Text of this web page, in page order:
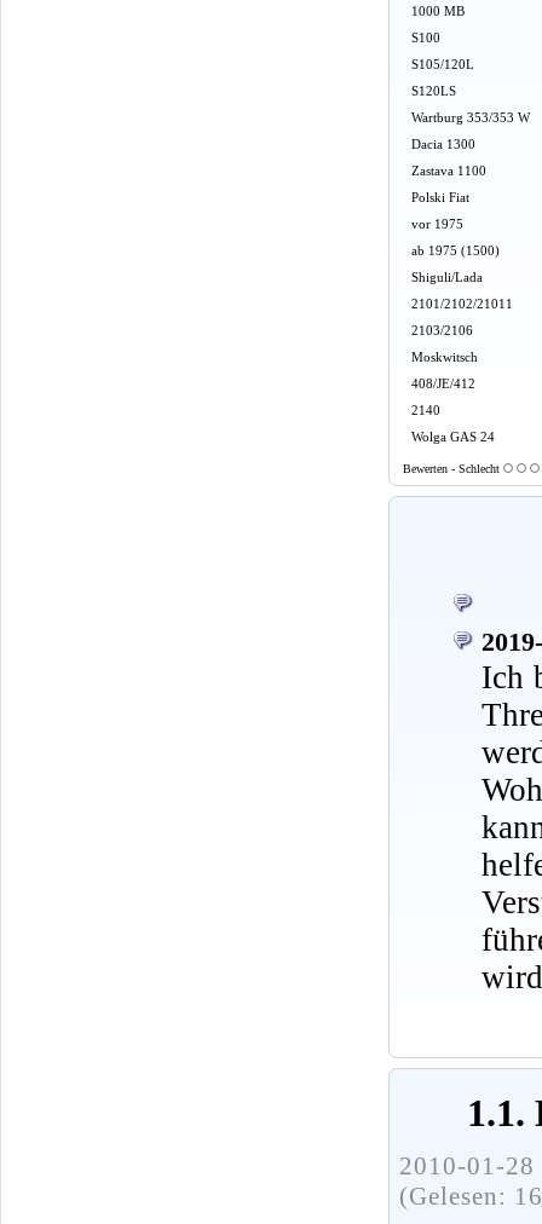
1000 MB
S100
S105/120L
S120LS
Wartburg 353/353 W
Dacia 1300
Zastava 1100
Polski Fiat
vor 1975
ab 1975 (1500)
Shiguli/Lada
2101/2102/21011
2103/2106
Moskwitsch
408/JE/412
2140
Wolga GAS 24
Bewerten - Schlecht
Ich
1.1.
2010-01-
(Gelesen: